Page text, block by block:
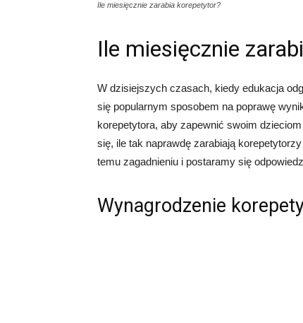
Ile miesięcznie zarabia korepetytor?
Ile miesięcznie
W dzisiejszych czasach, kiedy edukacja
się popularnym sposobem na poprawę
korepetytora, aby zapewnić swoim
się, ile tak naprawdę zarabiają
temu zagadnieniu i postaramy się
Wynagrodzenie